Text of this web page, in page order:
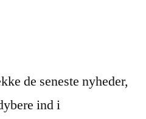
de seneste nyheder,
ind i